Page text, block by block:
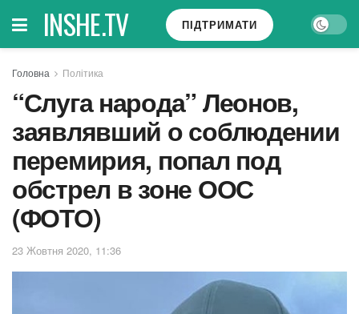
INSHE.TV ПІДТРИМАТИ
Головна Політика
“Слуга народа” Леонов,
заявлявший о соблюдении
перемирия, попал под
обстрел в зоне ООС
(ФОТО)
23 Жовтня 2020, 11:36